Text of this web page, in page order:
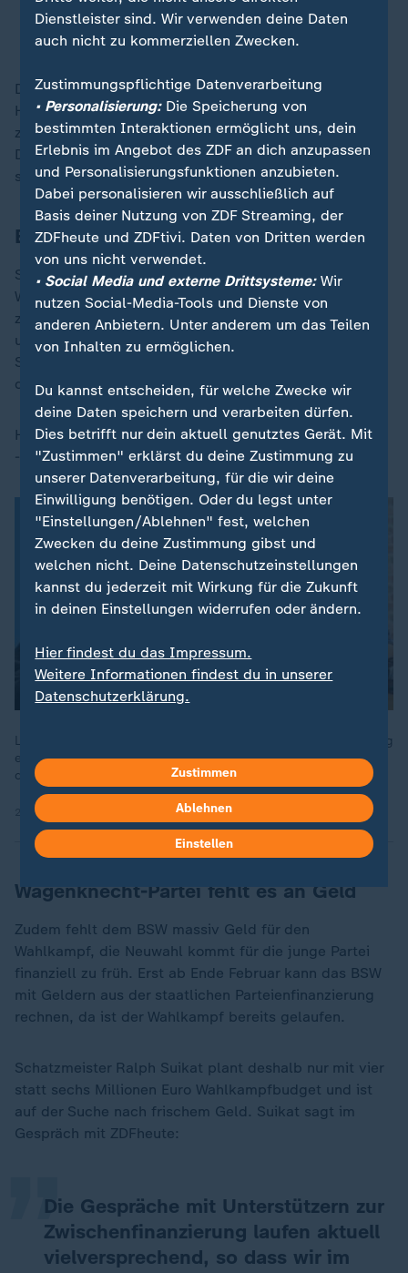
Sahra Wagenknecht, BSW
Doch was, wenn mit Trumps Wiedereinzug ins Weiße
Haus am 20. Januar tatsächlich zügig Verhandlungen
zwischen der Ukraine und Russland beginnen würden?
Dann verlöre das BSW kurz vor der Bundestagswahl
sein Megathema.
BSW-Wahlkampf auf dem Drahtseil
Sowieso droht der Wahlkampf zum Balanceakt für
Wagenknecht zu werden: Denn wie passt es
zusammen, dass sie auf Marktplätzen, in Talkshows
und auf Social Media weiterFriedrich Merz
Scholz beschimpft, mit deren CDU und SPD sie sich in
den Ländern gerade anschickt, zu regieren?
Hier die Attacke, da die Erwartung, konstruktiv zu sein
- das dürfte kommunikativ herausfordernd werden.
Linken-Politikerin Sahra Wagenknecht denkt über die Gründung
einer eigenen Partei nach. Könnten ihre Pläne den Höhenflug
der AfD stoppen?
22.07.2023 | 13:25 min
Wagenknecht-Partei fehlt es an Geld
Zudem fehlt dem BSW massiv Geld für den
Wahlkampf, die Neuwahl kommt für die junge Partei
finanziell zu früh. Erst ab Ende Februar kann das BSW
mit Geldern aus der staatlichen Parteienfinanzierung
rechnen, da ist der Wahlkampf bereits gelaufen.
Schatzmeister Ralph Suikat plant deshalb nur mit vier
statt sechs Millionen Euro Wahlkampfbudget und ist
auf der Suche nach frischem Geld. Suikat sagt im
Gespräch mit ZDFheute:
Die Gespräche mit Unterstützern zur
Zwischenfinanzierung laufen aktuell
vielversprechend, so dass wir im
„
Dienstleister sind. Wir verwenden deine Daten
auch nicht zu kommerziellen Zwecken.
Zustimmungspflichtige Datenverarbeitung
• Personalisierung:Die Speicherung von
bestimmten Interaktionen ermöglicht uns, dein
Erlebnis im Angebot des ZDF an dich anzupassen
und Personalisierungsfunktionen anzubieten.
Dabei personalisieren wir ausschließlich auf
Basis deiner Nutzung von ZDF Streaming, der
ZDFheute und ZDFtivi. Daten von Dritten werden
von uns nicht verwendet.
• Social Media und externe Drittsysteme:Wir
nutzen Social-Media-Tools und Dienste von
anderen Anbietern. Unter anderem um das Teilen
von Inhalten zu ermöglichen.
Du kannst entscheiden, für welche Zwecke wir
deine Daten speichern und verarbeiten dürfen.
Dies betrifft nur dein aktuell genutztes Gerät. Mit
"Zustimmen" erklärst du deine Zustimmung zu
unserer Datenverarbeitung, für die wir deine
Einwilligung benötigen. Oder du legst unter
"Einstellungen/Ablehnen" fest, welchen
Zwecken du deine Zustimmung gibst und
welchen nicht. Deine Datenschutzeinstellungen
kannst du jederzeit mit Wirkung für die Zukunft
in deinen Einstellungen widerrufen oder ändern.
Hier findest du das Impressum.
Weitere Informationen findest du in unserer
Datenschutzerklärung.
Zustimmen
Ablehnen
Einstellen